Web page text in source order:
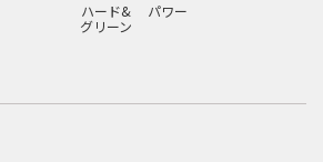
ハード&
グリーン
パワー